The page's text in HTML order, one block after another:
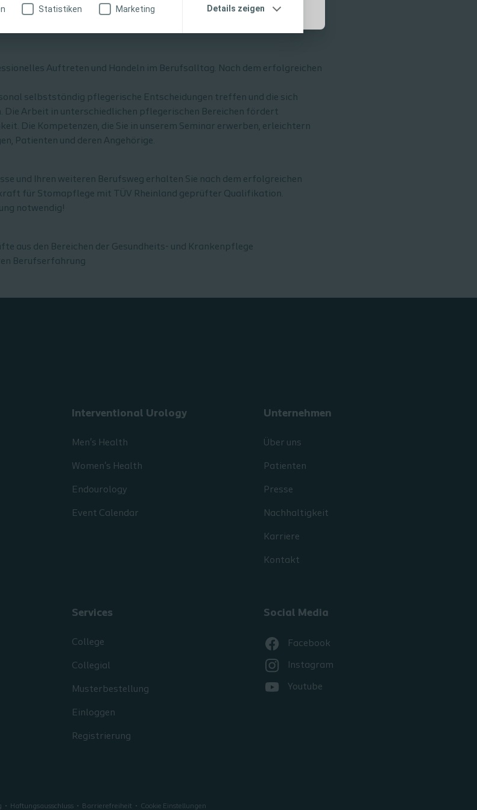
Statistiken Marketing Details zeigen
Auftreten und Handeln im Berufsalltag. Nach dem erfolgreichen
selbstständig pflegerische Entscheidungen treffen und die sich
Die Arbeit in unterschiedlichen pflegerischen Bereichen fördert
Die Kompetenzen, die Sie in unserem Seminar erwerben, erleichtern
Patienten und deren Angehörige.
und Ihren weiteren Berufsweg erhalten Sie nach dem erfolgreichen
für Stomapflege mit TÜV Rheinland geprüfter Qualifikation.
notwendig!
aus den Bereichen der Gesundheits- und Krankenpflege
Berufserfahrung
Interventional Urology
Men's Health
Women's Health
Endourology
Event Calendar
Unternehmen
Über uns
Patienten
Presse
Nachhaltigkeit
Karriere
Kontakt
Services
College
Collegial
Musterbestellung
Einloggen
Registrierung
Social Media
Facebook
Instagram
Youtube
Haftungsausschluss Barrierefreiheit Cookie Einstellungen